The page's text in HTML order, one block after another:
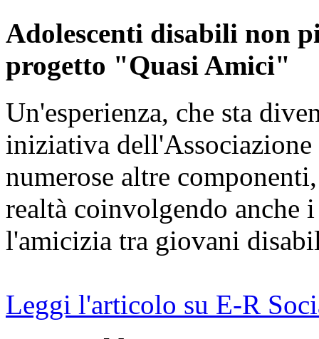
Adolescenti disabili non
progetto "Quasi Amici"
Un'esperienza, che sta
iniziativa dell'Associazione
numerose altre
realtà coinvolgendo
l'amicizia tra giovani
Leggi l'articolo su E-R